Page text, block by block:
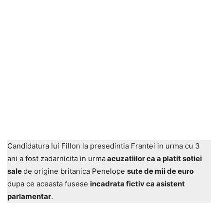
Candidatura lui Fillon la presedintia Frantei in urma cu 3
ani a fost zadarnicita in urmaacuzatiilor ca a platit sotiei
salede origine britanica Penelope sute de mii de euro
dupa ce aceasta fusese incadrata fictiv ca asistent
parlamentar.